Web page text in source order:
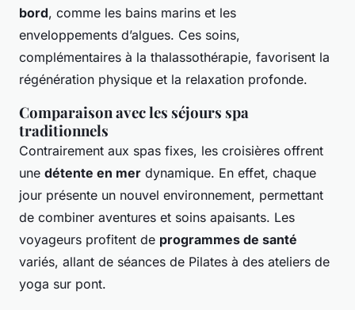
bord, comme les bains marins et les
enveloppements d’algues. Ces soins,
complémentaires à la thalassothérapie, favorisent la
régénération physique et la relaxation profonde.
Comparaison avec les séjours spa
traditionnels
Contrairement aux spas fixes, les croisières offrent
une détente en mer dynamique. En effet, chaque
jour présente un nouvel environnement, permettant
de combiner aventures et soins apaisants. Les
voyageurs profitent de programmes de santé
variés, allant de séances de Pilates à des ateliers de
yoga sur pont.